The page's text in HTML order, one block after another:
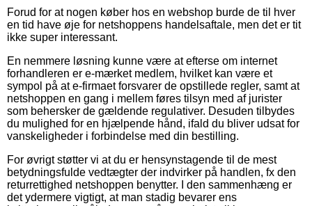
Forud for at nogen køber hos en webshop burde de til hver
en tid have øje for netshoppens handelsaftale, men det er tit
ikke super interessant.
En nemmere løsning kunne være at efterse om internet
forhandleren er e-mærket medlem, hvilket kan være et
sympol på at e-firmaet forsvarer de opstillede regler, samt at
netshoppen en gang i mellem føres tilsyn med af jurister
som behersker de gældende regulativer. Desuden tilbydes
du mulighed for en hjælpende hånd, ifald du bliver udsat for
vanskeligheder i forbindelse med din bestilling.
For øvrigt støtter vi at du er hensynstagende til de mest
betydningsfulde vedtægter der indvirker på handlen, fx den
returrettighed netshoppen benytter. I den sammenhæng er
det ydermere vigtigt, at man stadig bevarer ens